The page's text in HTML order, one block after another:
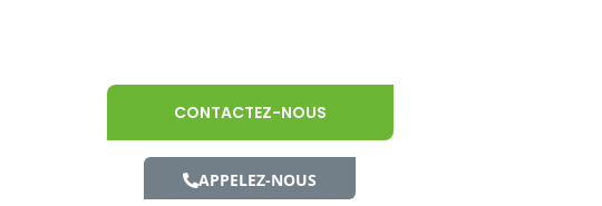
CONTACTEZ-NOUS
APPELEZ-NOUS